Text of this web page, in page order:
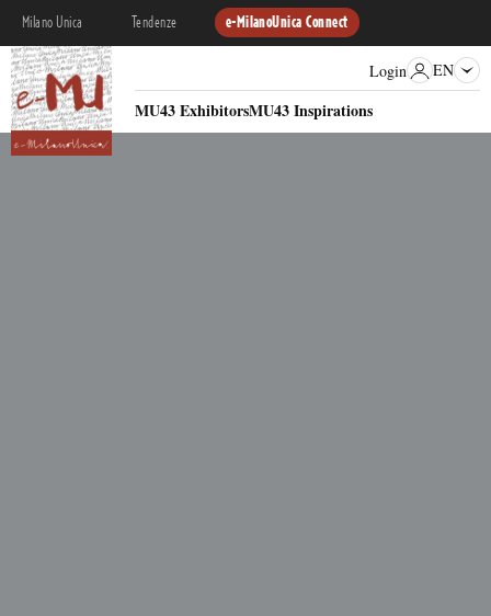
Milano Unica Tendenze e-MilanoUnica Connect
MU43 ExhibitorsMU43 Inspirations
Login EN